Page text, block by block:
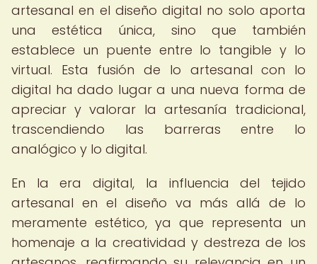
artesanal en el diseño digital no solo aporta
una estética única, sino que también
establece un puente entre lo tangible y lo
virtual. Esta fusión de lo artesanal con lo
digital ha dado lugar a una nueva forma de
apreciar y valorar la artesanía tradicional,
trascendiendo las barreras entre lo
analógico y lo digital.
En la era digital, la influencia del tejido
artesanal en el diseño va más allá de lo
meramente estético, ya que representa un
homenaje a la creatividad y destreza de los